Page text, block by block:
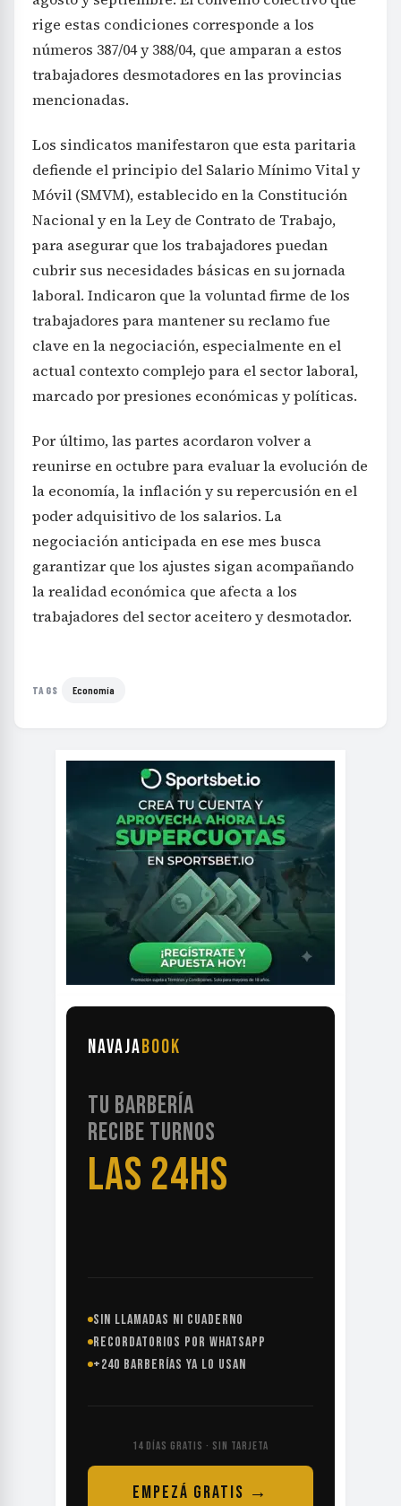
rige estas condiciones corresponde a los
números 387/04 y 388/04, que amparan a estos
trabajadores desmotadores en las provincias
mencionadas.
Los sindicatos manifestaron que esta paritaria
defiende el principio del Salario Mínimo Vital y
Móvil (SMVM), establecido en la Constitución
Nacional y en la Ley de Contrato de Trabajo,
para asegurar que los trabajadores puedan
cubrir sus necesidades básicas en su jornada
laboral. Indicaron que la voluntad firme de los
trabajadores para mantener su reclamo fue
clave en la negociación, especialmente en el
actual contexto complejo para el sector laboral,
marcado por presiones económicas y políticas.
Por último, las partes acordaron volver a
reunirse en octubre para evaluar la evolución de
la economía, la inflación y su repercusión en el
poder adquisitivo de los salarios. La
negociación anticipada en ese mes busca
garantizar que los ajustes sigan acompañando
la realidad económica que afecta a los
trabajadores del sector aceitero y desmotador.
TAGS Economía
NAVAJABOOK
TU BARBERÍA
RECIBE TURNOS
LAS 24HS
SIN LLAMADAS NI CUADERNO
RECORDATORIOS POR WHATSAPP
+240 BARBERÍAS YA LO USAN
14 DÍAS GRATIS · SIN TARJETA
EMPEZÁ GRATIS →